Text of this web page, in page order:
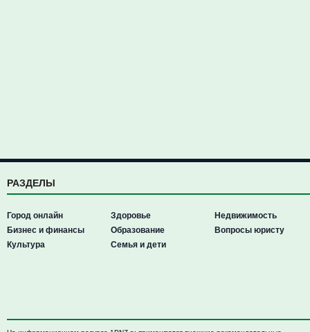
РАЗДЕЛЫ
Город онлайн
Бизнес и финансы
Культура
Здоровье
Образование
Семья и дети
Недвижимость
Вопросы юристу